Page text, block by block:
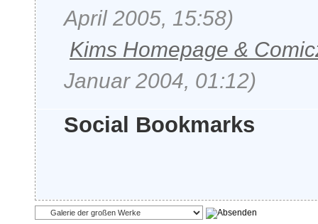
April 2005, 15:58)
Kims Homepage &
Januar 2004, 01:12)
Social Bookmarks